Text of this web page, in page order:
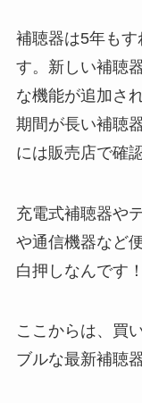
補聴器は5年もす
す。新しい補聴
な機能が追加さ
期間が長い補聴
には販売店で確
充電式補聴器や
や通信機器など
白押しなんです！
ここからは、買
ブルな最新補聴